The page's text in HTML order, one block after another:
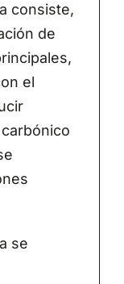
consiste,
de
el
se